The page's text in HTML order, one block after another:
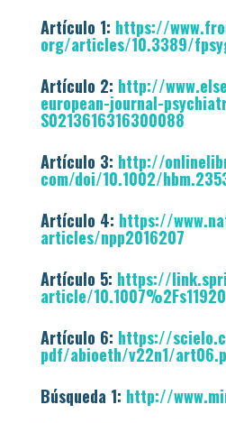
Artículo 1: https://
org/articles/10.3389/
Artículo 2: http://
european-journal-
S0213616316300088
Artículo 3: http://
com/doi/10.1002/
Artículo 4: https://
articles/npp2016207
Artículo 5: https://
article/
Artículo 6: https://
pdf/abioeth/v22n1/
Búsqueda 1: http://